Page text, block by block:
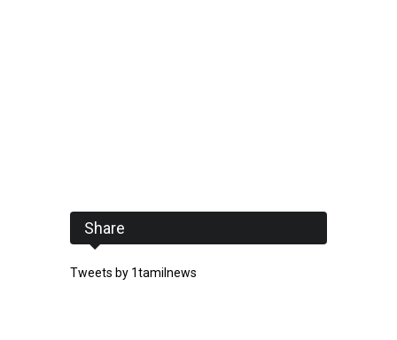
Share
Tweets by 1tamilnews